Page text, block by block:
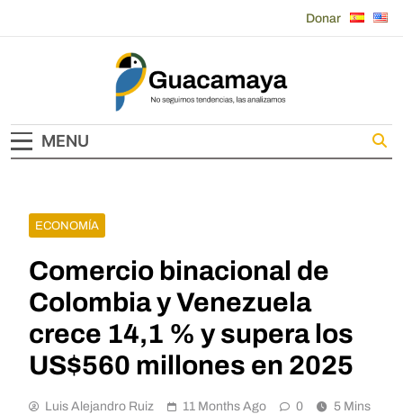
Donar
Guacamaya
MENU
ECONOMÍA
Comercio binacional de
Colombia y Venezuela
crece 14,1 % y supera los
US$560 millones en 2025
Luis Alejandro Ruiz 11 Months Ago 0 5 Mins